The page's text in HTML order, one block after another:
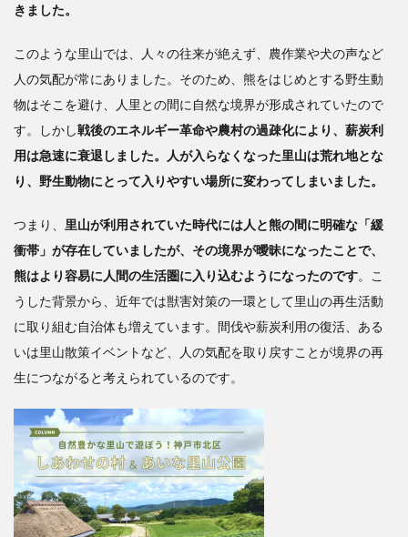
きました。
このような里山では、人々の往来が絶えず、農作業や犬の声など
人の気配が常にありました。そのため、熊をはじめとする野生動
物はそこを避け、人里との間に自然な境界が形成されていたので
す。しかし戦後のエネルギー革命や農村の過疎化により、薪炭利
用は急速に衰退しました。人が入らなくなった里山は荒れ地とな
り、野生動物にとって入りやすい場所に変わってしまいました。
つまり、 里山が利用されていた時代には人と熊の間に明確な「緩
衝帯」が存在していましたが、その境界が曖昧になったことで、
熊はより容易に人間の生活圏に入り込むようになったのです。こ
うした背景から、近年では獣害対策の一環として里山の再生活動
に取り組む自治体も増えています。間伐や薪炭利用の復活、ある
いは里山散策イベントなど、人の気配を取り戻すことが境界の再
生につながると考えられているのです。